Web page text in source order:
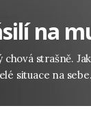
na
chová strašně.
situace na sebe.